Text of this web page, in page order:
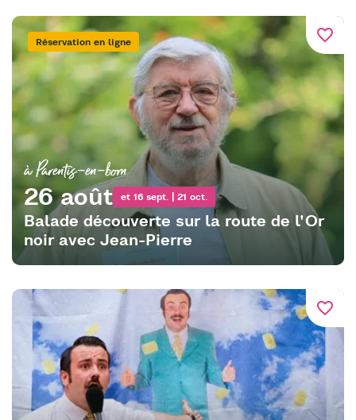
favorite_border
Réservation en ligne
à Parentis-en-born
26 août et 16 sept. | 21 oct.
Balade découverte sur la route de l'Or
noir avec Jean-Pierre
favorite_border